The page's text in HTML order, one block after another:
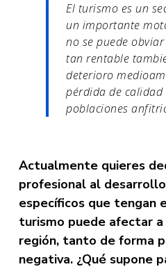
El turismo es un
un importante
no se puede
tan rentable
deterioro
pérdida de calidad
poblaciones
Actualmente quieres
profesional al
específicos que tengan
turismo puede afectar a
región, tanto de forma
negativa. ¿Qué supone